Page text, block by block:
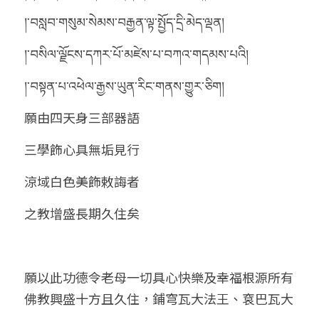
།་བསླབ་གསུམ་སེམས་བརྒྱན་ལྟ་སྤྱོད་དྲི་མེད་ལྡན།
།་བསིལ་ལྗོངས་དཀར་པོ་མཛེས་པ་བཀའ་གདམས་པའི།
།་བསྟན་པ་འཕེལ་རྒྱས་ཡུན་རིང་གནས་གྱུར་ཅིག།
願由四天身三部器語
三學飾心具無垢見行
涼域白色美飾敕誨者
之教增盛長期久住矣
願以此功德令老母一切具心快樂及幸福根源所有
佛教興盛十方且久住，鋪穹瓦大法王、袞巴瓦大